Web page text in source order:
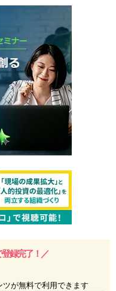
録完了！／
が無料で利用できます